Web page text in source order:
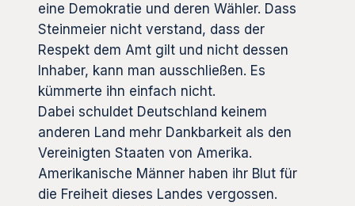
eine Demokratie und deren Wähler. Dass
Steinmeier nicht verstand, dass der
Respekt dem Amt gilt und nicht dessen
Inhaber, kann man ausschließen. Es
kümmerte ihn einfach nicht.
Dabei schuldet Deutschland keinem
anderen Land mehr Dankbarkeit als den
Vereinigten Staaten von Amerika.
Amerikanische Männer haben ihr Blut für
die Freiheit dieses Landes vergossen.